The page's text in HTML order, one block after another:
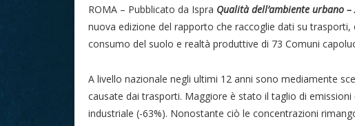
ROMA – Pubblicato da Ispra Qualità dell’ambiente urbano
nuova edizione del rapporto che raccoglie dati su
consumo del suolo e realtà produttive di 73 Comuni
A livello nazionale negli ultimi 12 anni sono mediamente
causate dai trasporti. Maggiore è stato il taglio di
industriale (-63%). Nonostante ciò le concentrazioni